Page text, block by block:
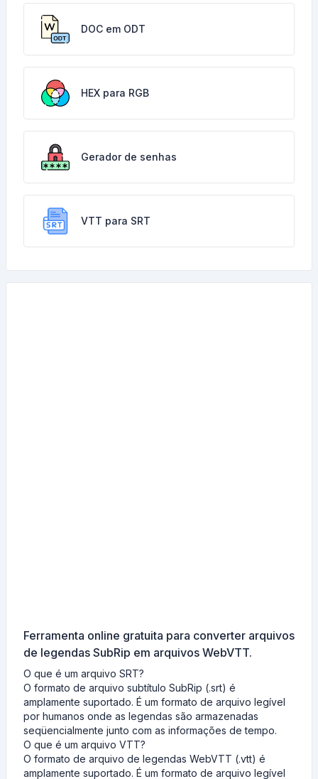
DOC em ODT
HEX para RGB
Gerador de senhas
VTT para SRT
Ferramenta online gratuita para converter arquivos
de legendas SubRip em arquivos WebVTT.
O que é um arquivo SRT?
O formato de arquivo subtítulo SubRip (.srt) é
amplamente suportado. É um formato de arquivo legível
por humanos onde as legendas são armazenadas
seqüencialmente junto com as informações de tempo.
O que é um arquivo VTT?
O formato de arquivo de legendas WebVTT (.vtt) é
amplamente suportado. É um formato de arquivo legível